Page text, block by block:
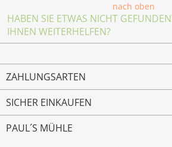
nach oben
HABEN SIE ETWAS NICHT
IHNEN WEITERHELFEN?
ZAHLUNGSARTEN
SICHER EINKAUFEN
PAUL´S MÜHLE